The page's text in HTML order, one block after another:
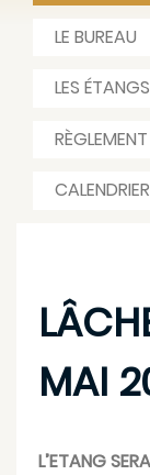
MAI
L’ETANG
LE BUREAU
LES ÉTANGS
RÈGLEMENT
CALENDRIER